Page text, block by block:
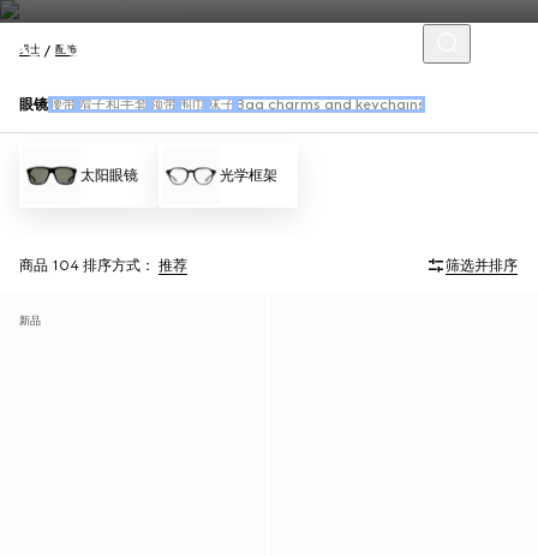
男士 配饰
眼镜 腰带 帽子和手套 领带 围巾 袜子 Bag charms and keychains
太阳眼镜 光学框架
商品 104 排序方式： 推荐 筛选并排序
新品